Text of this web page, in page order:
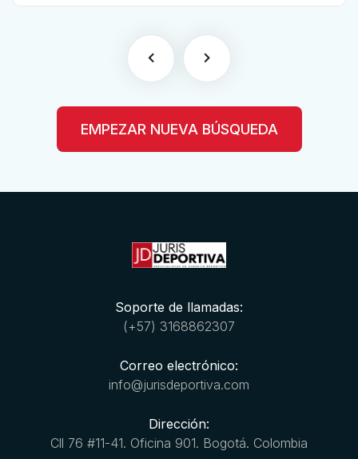
EMPEZAR NUEVA BÚSQUEDA
Soporte de llamadas:
(+57) 3168862307
Correo electrónico:
info@jurisdeportiva.com
Dirección:
Cll 76 #11-41. Oficina 901. Bogotá. Colombia